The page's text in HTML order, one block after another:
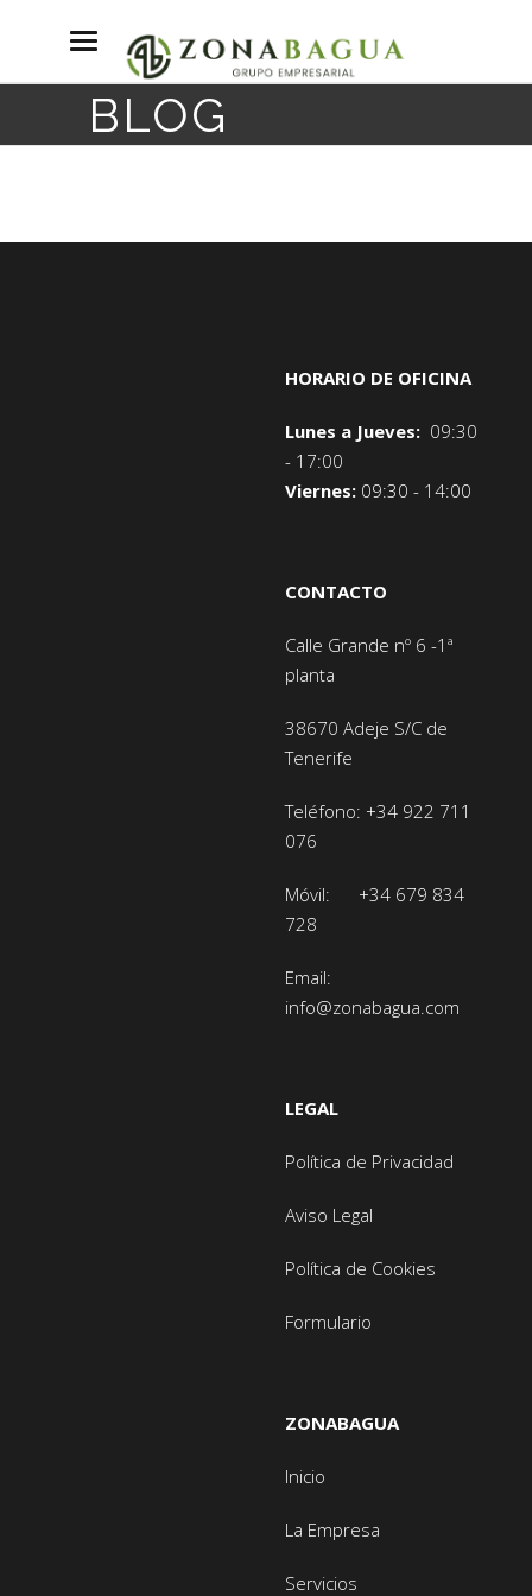
BLOG
HORARIO DE OFICINA
Lunes a Jueves: 09:30
- 17:00
Viernes: 09:30 - 14:00
CONTACTO
Calle Grande nº 6 -1ª
planta
38670 Adeje S/C de
Tenerife
Teléfono: +34 922 711
076
Móvil: +34 679 834
728
Email:
info@zonabagua.com
LEGAL
Política de Privacidad
Aviso Legal
Política de Cookies
Formulario
ZONABAGUA
Inicio
La Empresa
Servicios